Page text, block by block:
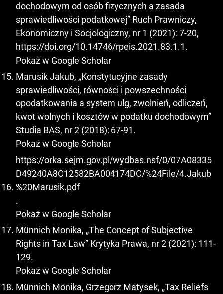
dochodowym od osób fizycznych a zasada
sprawiedliwości podatkowej” Ruch Prawniczy,
Ekonomiczny i Socjologiczny, nr 1 (2021): 7-20,
https://doi.org/10.14746/rpeis.2021.83.1.1.
Pokaż w Google Scholar
Marusik Jakub, „Konstytucyjne zasady
sprawiedliwości, równości i powszechności
opodatkowania a system ulg, zwolnień, odliczeń,
kwot wolnych i kosztów w podatku dochodowym”
Studia BAS, nr 2 (2018): 67-91.
Pokaż w Google Scholar
https://orka.sejm.gov.pl/wydbas.nsf/0/07A08335
D49240A8C12582BA004174DC/%24File/4.Jakub
%20Marusik.pdf
.
Pokaż w Google Scholar
Münnich Monika, „The Concept of Subjective
Rights in Tax Law” Krytyka Prawa, nr 2 (2021): 111-
129.
Pokaż w Google Scholar
Münnich Monika, Grzegorz Matysek, „Tax Reliefs